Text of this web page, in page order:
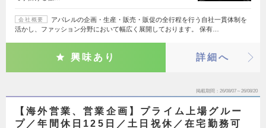
会社概要
アパレルの企画・生産・販売・販促の全行程を行う自社一貫体制を
活かし、ファッション分野において幅広く展開しております。 保有…
興味あり 詳細へ
掲載期間 26/08/07～26/08/20
【海外営業、営業企画】プライム上場グルー
プ／年間休日125日／土日祝休／在宅勤務可